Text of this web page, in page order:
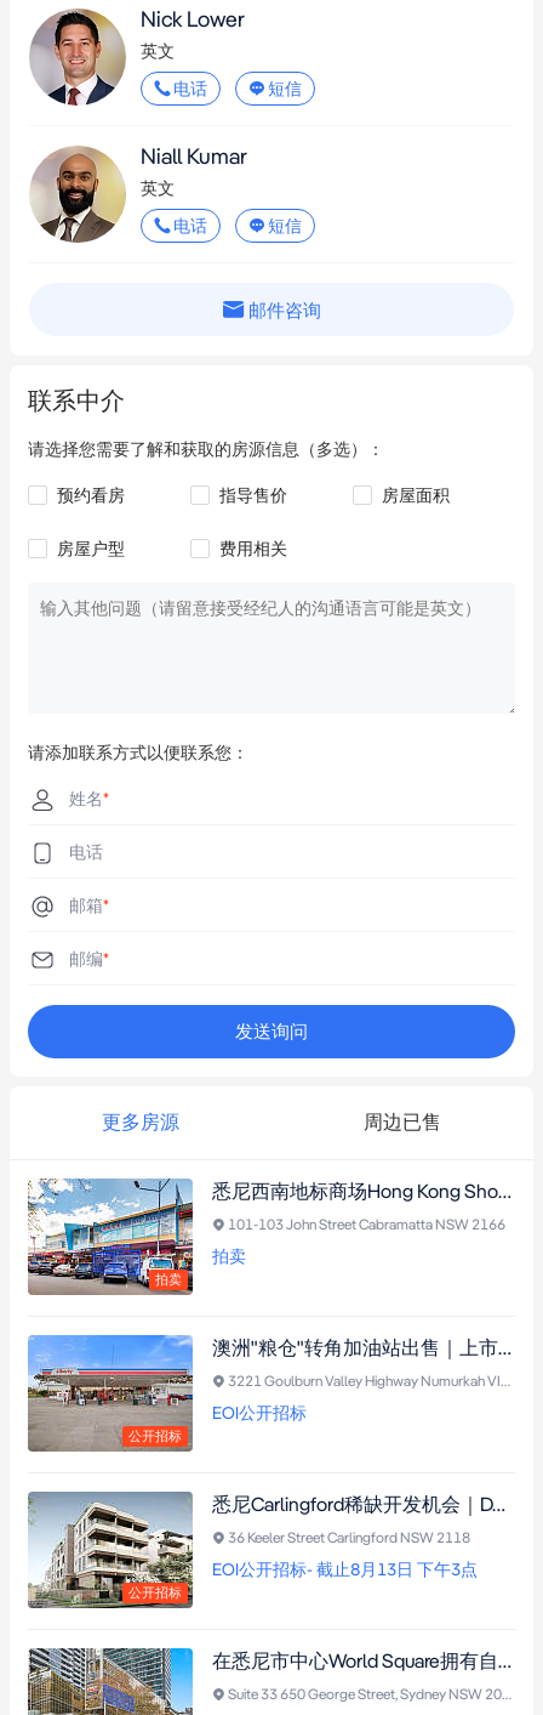
Nick Lower
英文
电话
短信
Niall Kumar
英文
电话
短信
邮件咨询
联系中介
请选择您需要了解和获取的房源信息（多选）：
预约看房 指导售价 房屋面积
房屋户型 费用相关
请添加联系方式以便联系您：
姓名*
电话
邮箱*
邮编*
发送询问
更多房源 周边已售
拍卖
悉尼西南地标商场Hong Kong Shopping Plaza核心铺位公开拍卖｜超25年零空置
101-103 John Street Cabramatta NSW 2166
拍卖
公开招标
澳洲"粮仓"转角加油站出售｜上市公司承租15年，年租逾$27.3万，20公里内仅3座加油站！
3221 Goulburn Valley Highway Numurkah VIC 3636
EOI公开招标
公开招标
悉尼Carlingford稀缺开发机会｜DA已批41套Boarding House，抢占高需求租赁市场
36 Keeler Street Carlingford NSW 2118
EOI公开招标- 截止8月13日 下午3点
在悉尼市中心World Square拥有自己的办公室｜5米挑高、自然采光、产权车位，一步到位
Suite 33 650 George Street, Sydney NSW 2000